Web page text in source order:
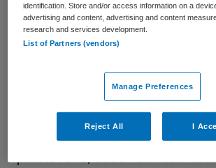
Uit de enquête onder
blijkt onder meer dat die
procent meer uren werken dan
worden betaald, geen vaste
hebben, geen vakantiedagen
opnemen en zich vaak niet ziek
melden. Aan de enquête, die
plaatsvond, deed ruim een
identification. Store and/or access information on a
advertising and content, advertising and content
research and services development.
List of Partners (vendors)
Manage Preferences
Reject All I